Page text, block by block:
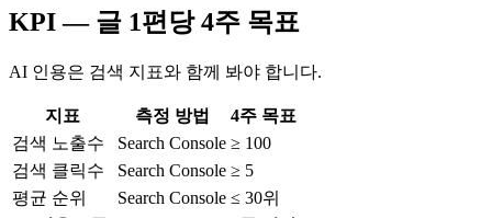
KPI — 글 1편당 4주 목표
AI 인용은 검색 지표와 함께 봐야 합니다.
지표 측정 방법
4주 목표
검색 노출수
Search Console ≥ 100
검색 클릭수
Search Console ≥ 5
평균 순위
Search Console ≤ 30위